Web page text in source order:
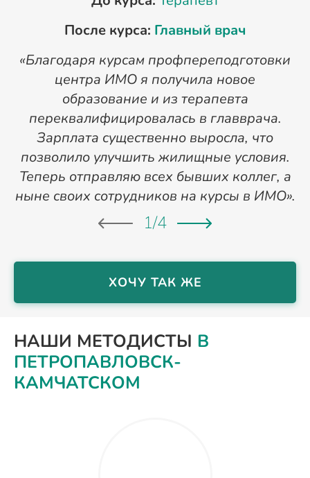
После курса: Главный врач
«Благодаря курсам профпереподготовки
центра ИМО я получила новое
образование и из терапевта
переквалифицировалась в главврача.
Зарплата существенно выросла, что
позволило улучшить жилищные условия.
Теперь отправляю всех бывших коллег, а
ныне своих сотрудников на курсы в ИМО».
1/4
ХОЧУ ТАК ЖЕ
НАШИ МЕТОДИСТЫ В
ПЕТРОПАВЛОВСК-
КАМЧАТСКОМ